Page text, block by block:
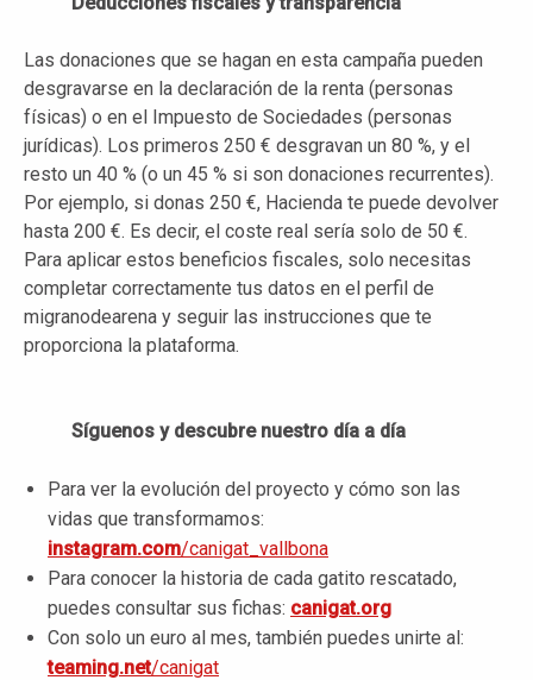
Las donaciones que se hagan en esta campaña pueden
desgravarse en la declaración de la renta (personas
físicas) o en el Impuesto de Sociedades (personas
jurídicas). Los primeros 250 € desgravan un 80 %, y el
resto un 40 % (o un 45 % si son donaciones recurrentes).
Por ejemplo, si donas 250 €, Hacienda te puede devolver
hasta 200 €. Es decir, el coste real sería solo de 50 €.
Para aplicar estos beneficios fiscales, solo necesitas
completar correctamente tus datos en el perfil de
migranodearena y seguir las instrucciones que te
proporciona la plataforma.
Síguenos y descubre nuestro día a día
Para ver la evolución del proyecto y cómo son las
vidas que transformamos:
instagram.com/canigat_vallbona
Para conocer la historia de cada gatito rescatado,
puedes consultar sus fichas: canigat.org
Con solo un euro al mes, también puedes unirte al:
teaming.net/canigat